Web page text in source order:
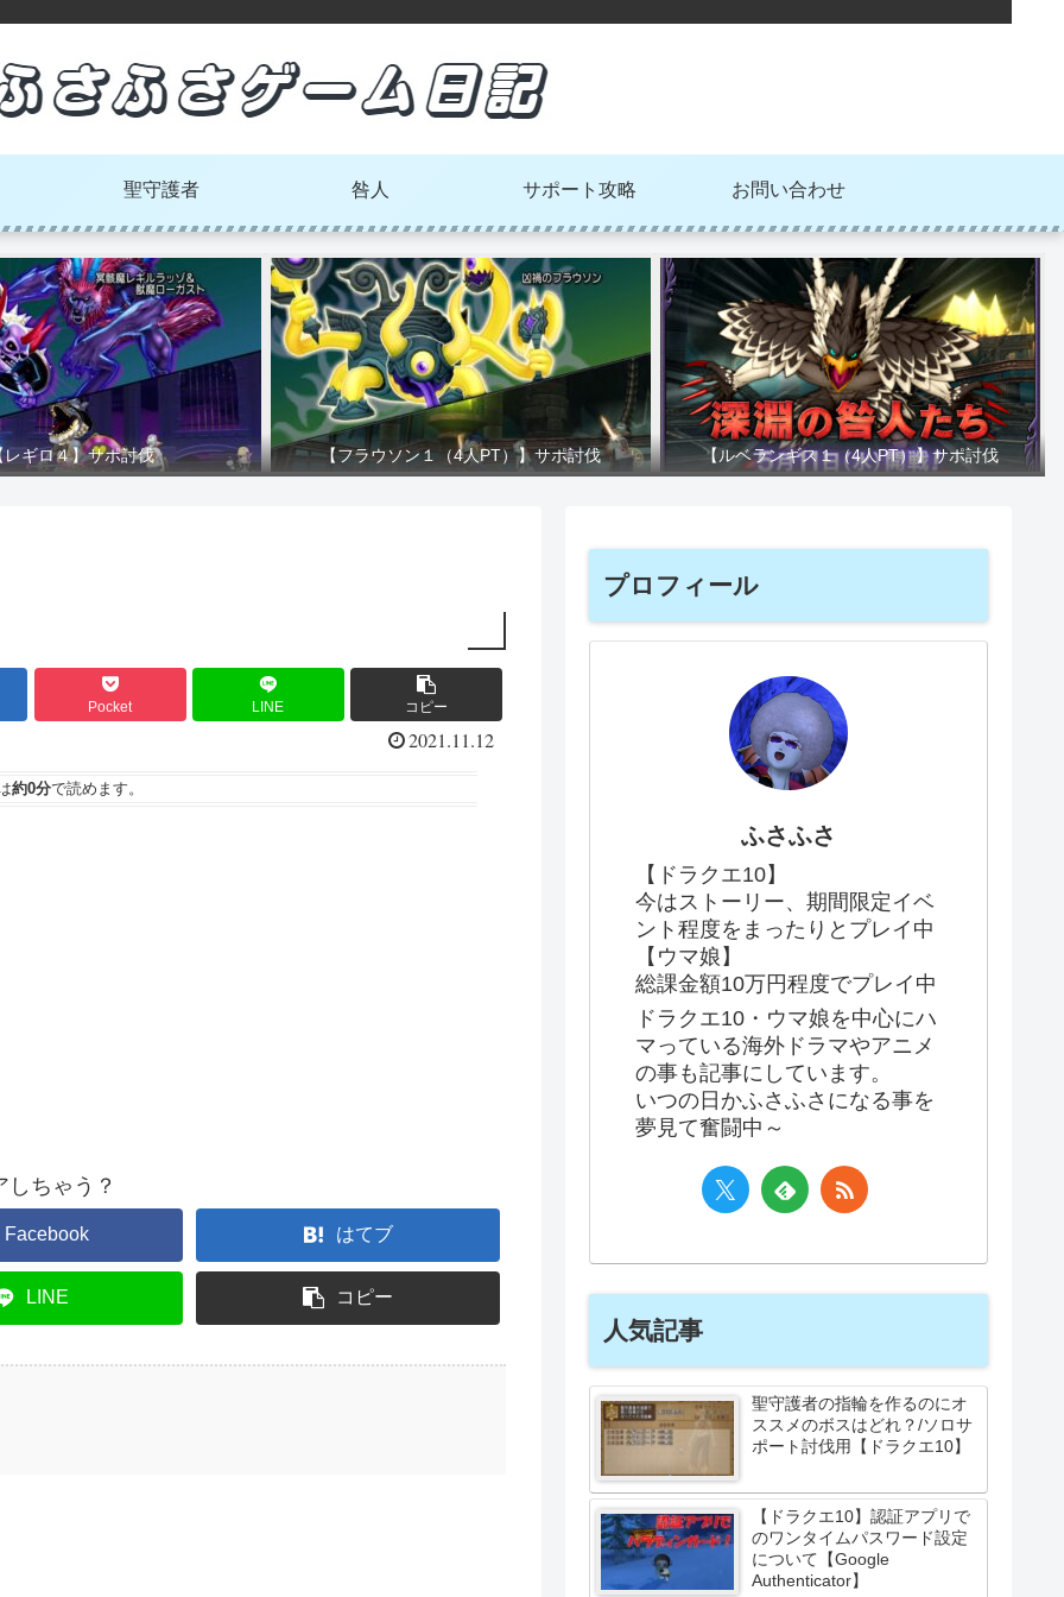
聖守護者 咎人 サポート攻略 お問い合わせ
レギロ４】サポ討伐 【フラウソン１（4人PT）】サポ討伐 【ルベランギス１（4人PT）】サポ討伐
Pocket LINE コピー
2021.11.12
約0分で読めます。
しちゃう？
Facebook はてブ
LINE コピー
プロフィール
ふさふさ
【ドラクエ10】
今はストーリー、期間限定イベ
ント程度をまったりとプレイ中
【ウマ娘】
総課金額10万円程度でプレイ中
ドラクエ10・ウマ娘を中心にハ
マっている海外ドラマやアニメ
の事も記事にしています。
いつの日かふさふさになる事を
夢見て奮闘中～
人気記事
聖守護者の指輪を作るのにオ
ススメのボスはどれ？/ソロサ
ポート討伐用【ドラクエ10】
【ドラクエ10】認証アプリで
のワンタイムパスワード設定
について【Google
Authenticator】